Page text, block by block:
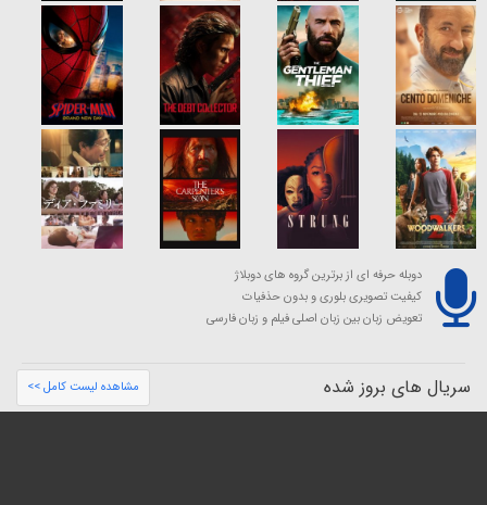
دوبله حرفه ای از برترین گروه های دوبلاژ
کیفیت تصویری بلوری و بدون حذفیات
تعویض زبان بین زبان اصلی فیلم و زبان فارسی
سریال های بروز شده مشاهده لیست کامل >>